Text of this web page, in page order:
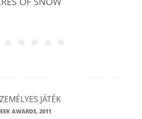
JÁTÉK
AWARDS, 2011